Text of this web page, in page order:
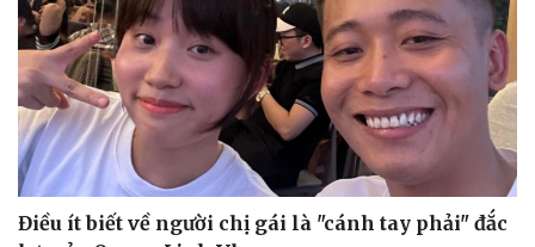
Điều ít biết về người chị gái là "cánh tay phải" đắc